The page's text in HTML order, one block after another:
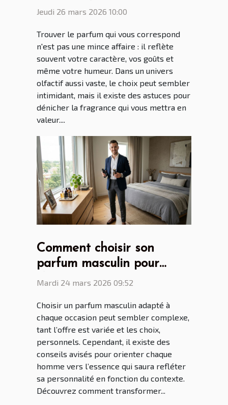
personnalité
Jeudi 26 mars 2026 10:00
Trouver le parfum qui vous correspond
n'est pas une mince affaire : il reflète
souvent votre caractère, vos goûts et
même votre humeur. Dans un univers
olfactif aussi vaste, le choix peut sembler
intimidant, mais il existe des astuces pour
dénicher la fragrance qui vous mettra en
valeur....
Comment choisir son
parfum masculin pour
chaque occasion ?
Mardi 24 mars 2026 09:52
Choisir un parfum masculin adapté à
chaque occasion peut sembler complexe,
tant l’offre est variée et les choix,
personnels. Cependant, il existe des
conseils avisés pour orienter chaque
homme vers l’essence qui saura refléter
sa personnalité en fonction du contexte.
Découvrez comment transformer...